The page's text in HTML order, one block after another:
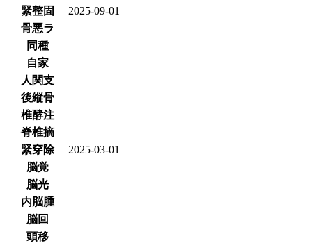
緊整固
2025-09-01
骨悪ラ
同種
自家
人関支
後縦骨
椎酵注
脊椎摘
緊穿除
2025-03-01
脳覚
脳光
内脳腫
脳回
頭移